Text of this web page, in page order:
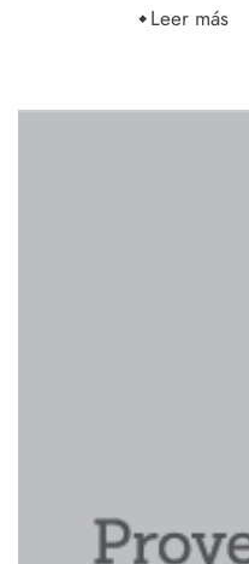
Leer más